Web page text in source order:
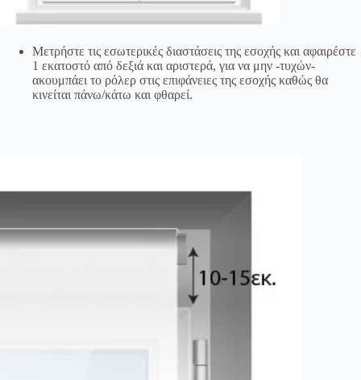
Μετρήστε τις εσωτερικές διαστάσεις της εσοχής και αφαιρέστε
1 εκατοστό από δεξιά και αριστερά, για να μην -τυχών-
ακουμπάει το ρόλερ στις επιφάνειες της εσοχής καθώς θα
κινείται πάνω/κάτω και φθαρεί.